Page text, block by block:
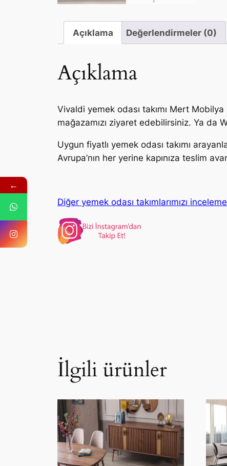
Açıklama Değerlendirmeler (0)
Açıklama
Vivaldi yemek odası takımı Mert
mağazamızı ziyaret edebilirsiniz. Ya da
Uygun fiyatlı yemek odası takımı
Avrupa’nın her yerine kapınıza teslim
Diğer yemek odası takımlarımızı
İlgili ürünler
←